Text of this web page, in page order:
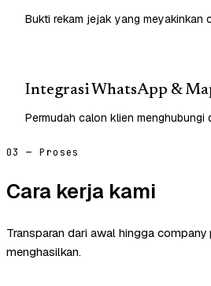
Bukti rekam jejak yang meyakinkan
Integrasi WhatsApp &
Permudah calon klien menghubungi
03 — Proses
Cara kerja kami
Transparan dari awal hingga
menghasilkan.